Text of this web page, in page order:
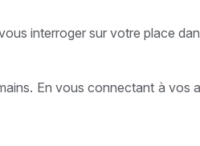
interroger sur votre place
En vous connectant à